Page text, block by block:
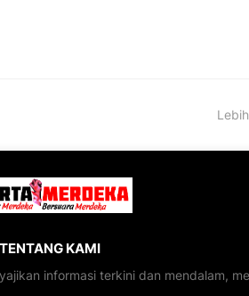
TENTANG KAMI
informasi terkini dan mendalam,